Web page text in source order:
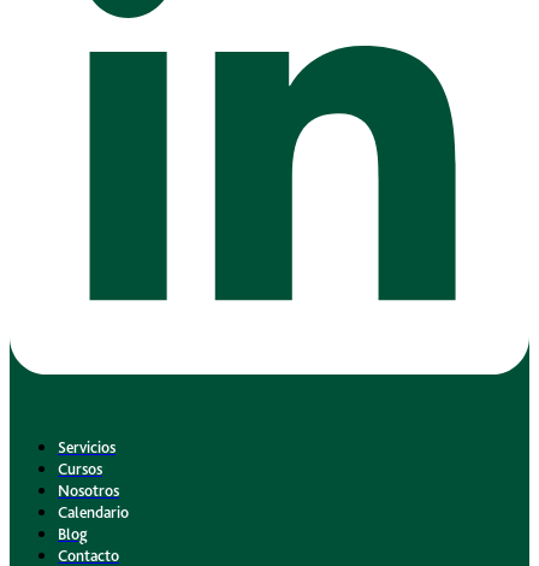
Servicios
Cursos
Nosotros
Calendario
Blog
Contacto